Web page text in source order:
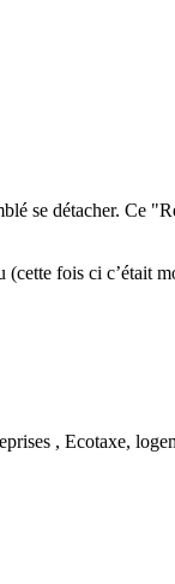
se détacher. Ce
fois ci c’était
, Ecotaxe,